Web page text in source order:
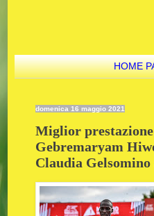
HOME
domenica 16 maggio 2021
Miglior
Gebremaryam
Claudia